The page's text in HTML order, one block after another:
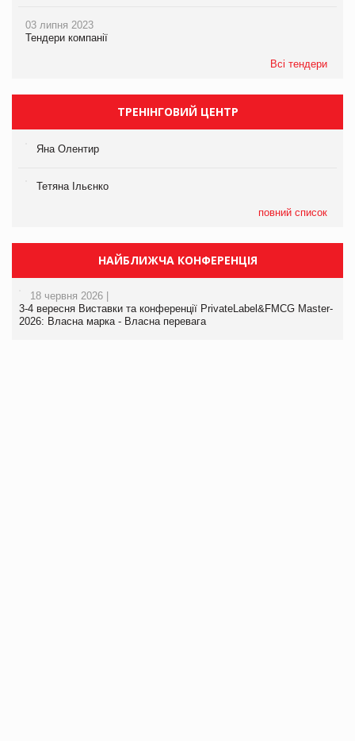
03 липня 2023
Тендери компанії
Всі тендери
ТРЕНІНГОВИЙ ЦЕНТР
Яна Олентир
Тетяна Ільєнко
повний список
НАЙБЛИЖЧА КОНФЕРЕНЦІЯ
18 червня 2026 |
3-4 вересня Виставки та конференції PrivateLabel&FMCG Master-
2026: Власна марка - Власна перевага